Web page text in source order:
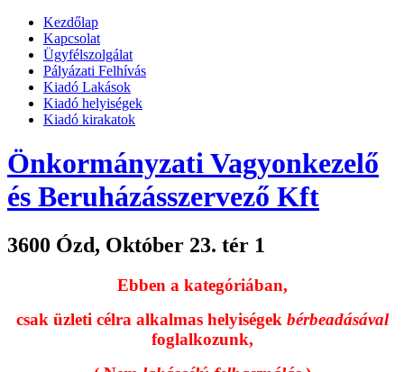
Kezdőlap
Kapcsolat
Ügyfélszolgálat
Pályázati Felhívás
Kiadó Lakások
Kiadó helyiségek
Kiadó kirakatok
Önkormányzati Vagyonkezelő
és Beruházásszervező Kft
3600 Ózd, Október 23. tér 1
Ebben a kategóriában,
csak üzleti célra alkalmas helyiségek bérbeadásával
foglalkozunk,